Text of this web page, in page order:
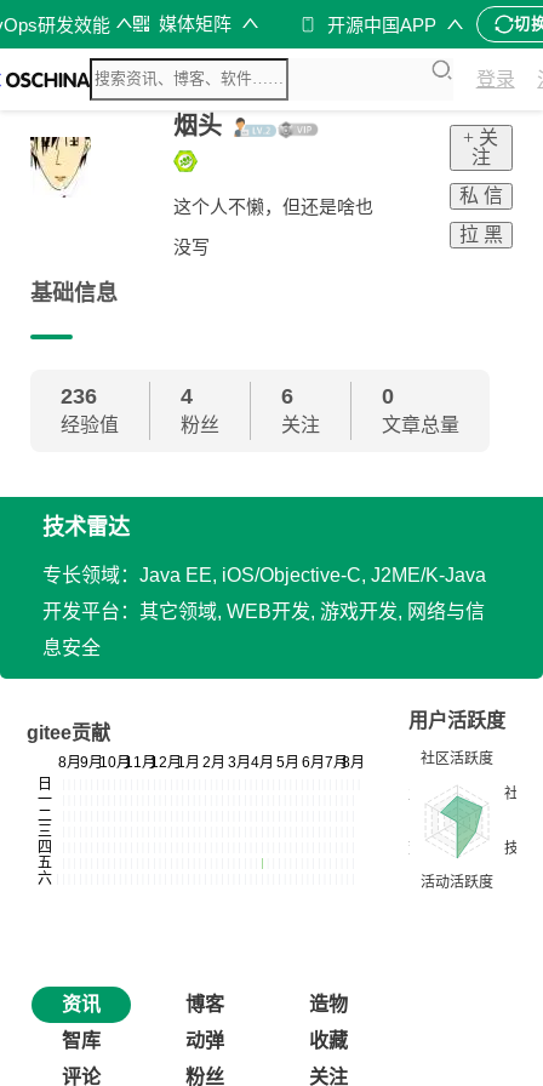
研发效能 媒体矩阵 开源中国APP 切
登录
烟头
这个人不懒，但还是啥也
没写
+ 关
注
私 信
拉 黑
基础信息
236
经验值
4
粉丝
6
关注
0
文章总量
技术雷达
专长领域：Java EE, iOS/Objective-C, J2ME/K-Java
开发平台：其它领域, WEB开发, 游戏开发, 网络与信
息安全
gitee贡献
用户活跃度
资讯 博客
造物
智库
动弹
收藏
评论
粉丝 关注